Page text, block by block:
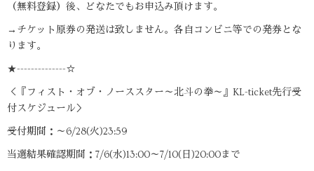
（無料登録）後、どなたでもお申込み頂けます。
→チケット原券の発送は致しません。各自コンビニ等での発券とな
ります。
★--------------☆
＜『フィスト・オブ・ノーススター～北斗の拳～』KL-ticket先行受
付スケジュール＞
受付期間：～6/28(火)23:59
当選結果確認期間：7/6(水)13:00～7/10(日)20:00まで